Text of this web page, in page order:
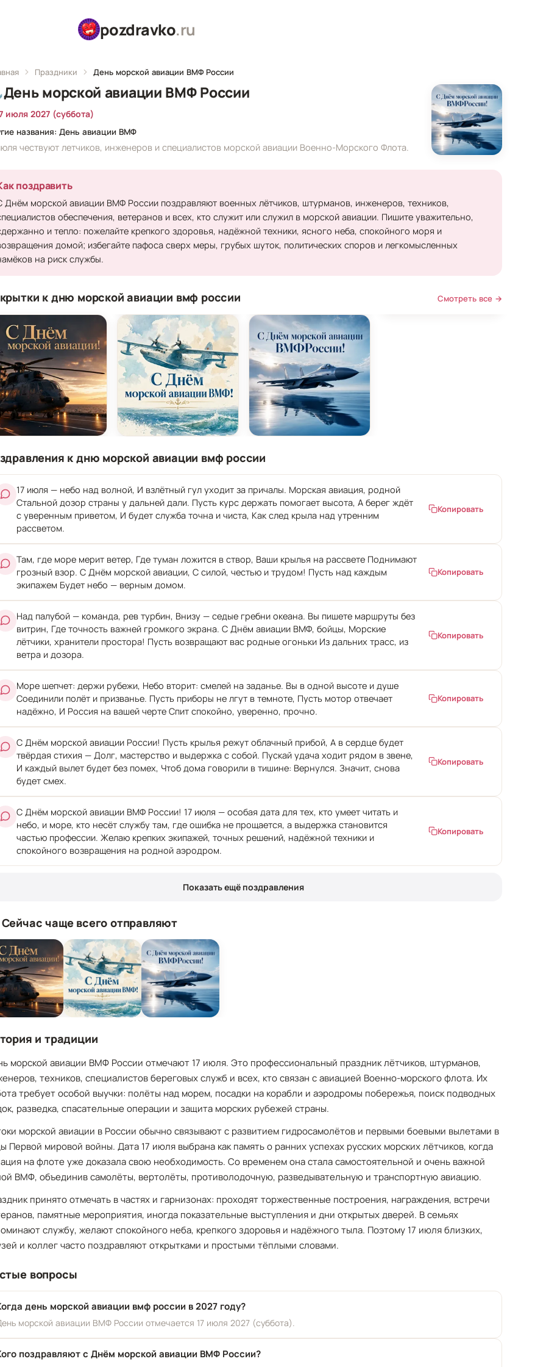
pozdravko.ru
Праздники День морской авиации ВМФ России
День морской авиации ВМФ России
июля 2027 (суббота)
названия: День авиации ВМФ
чествуют летчиков, инженеров и специалистов морской авиации Военно-Морского Флота.
поздравить
Днём морской авиации ВМФ России поздравляют военных лётчиков, штурманов, инженеров, техников,
обеспечения, ветеранов и всех, кто служит или служил в морской авиации. Пишите уважительно,
и тепло: пожелайте крепкого здоровья, надёжной техники, ясного неба, спокойного моря и
домой; избегайте пафоса сверх меры, грубых шуток, политических споров и легкомысленных
на риск службы.
к дню морской авиации вмф россии Смотреть все →
на День морской авиации ВМФ России с морским вертолётом
Открытка на День морской авиации ВМФ России с гидросамолётом
Открытка на День морской авиации ВМФ России с
к дню морской авиации вмф россии
17 июля — небо над волной, И взлётный гул уходит за причалы. Морская авиация, родной
Стальной дозор страны у дальней дали. Пусть курс держать помогает высота, А берег ждёт
с уверенным приветом, И будет служба точна и чиста, Как след крыла над утренним
рассветом.
Копировать
Там, где море мерит ветер, Где туман ложится в створ, Ваши крылья на рассвете Поднимают
грозный взор. С Днём морской авиации, С силой, честью и трудом! Пусть над каждым
экипажем Будет небо — верным домом.
Копировать
Над палубой — команда, рев турбин, Внизу — седые гребни океана. Вы пишете маршруты без
витрин, Где точность важней громкого экрана. С Днём авиации ВМФ, бойцы, Морские
лётчики, хранители простора! Пусть возвращают вас родные огоньки Из дальних трасс, из
ветра и дозора.
Копировать
Море шепчет: держи рубежи, Небо вторит: смелей на заданье. Вы в одной высоте и душе
Соединили полёт и призванье. Пусть приборы не лгут в темноте, Пусть мотор отвечает
надёжно, И Россия на вашей черте Спит спокойно, уверенно, прочно.
Копировать
С Днём морской авиации России! Пусть крылья режут облачный прибой, А в сердце будет
твёрдая стихия — Долг, мастерство и выдержка с собой. Пускай удача ходит рядом в звене,
И каждый вылет будет без помех, Чтоб дома говорили в тишине: Вернулся. Значит, снова
будет смех.
Копировать
С Днём морской авиации ВМФ России! 17 июля — особая дата для тех, кто умеет читать и
небо, и море, кто несёт службу там, где ошибка не прощается, а выдержка становится
частью профессии. Желаю крепких экипажей, точных решений, надёжной техники и
спокойного возвращения на родной аэродром.
Копировать
Показать ещё поздравления
чаще всего отправляют
и традиции
морской авиации ВМФ России отмечают 17 июля. Это профессиональный праздник лётчиков, штурманов,
техников, специалистов береговых служб и всех, кто связан с авиацией Военно-морского флота. Их
требует особой выучки: полёты над морем, посадки на корабли и аэродромы побережья, поиск подводных
разведка, спасательные операции и защита морских рубежей страны.
морской авиации в России обычно связывают с развитием гидросамолётов и первыми боевыми вылетами в
Первой мировой войны. Дата 17 июля выбрана как память о ранних успехах русских морских лётчиков, когда
на флоте уже доказала свою необходимость. Со временем она стала самостоятельной и очень важной
ВМФ, объединив самолёты, вертолёты, противолодочную, разведывательную и транспортную авиацию.
принято отмечать в частях и гарнизонах: проходят торжественные построения, награждения, встречи
памятные мероприятия, иногда показательные выступления и дни открытых дверей. В семьях
службу, желают спокойного неба, крепкого здоровья и надёжного тыла. Поэтому 17 июля близких,
и коллег часто поздравляют открытками и простыми тёплыми словами.
вопросы
день морской авиации вмф россии в 2027 году?
морской авиации ВМФ России отмечается 17 июля 2027 (суббота).
поздравляют с Днём морской авиации ВМФ России?